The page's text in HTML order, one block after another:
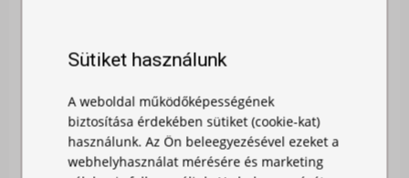
OLDALFAL 4,5M - AJTÓVAL
Sütiket használunk
A weboldal működőképességének
biztosítása érdekében sütiket (cookie-kat)
használunk. Az Ön beleegyezésével ezeket a
webhelyhasználat mérésére és marketing